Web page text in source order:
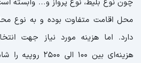
محل اقامت متفاوت بوده و به نوع
دارد. اما هزینه مورد نیاز جهت
هزینه‌ای بین ۱۰۰